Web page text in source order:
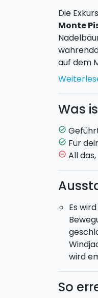
Die
Monte
auf dem
Seite von
hat man
zu
Vom
auf die
Höhen
Natur
Du
kann
wird als
Was
task_alt
task_alt Für
remove_circle_outline All
Es
wird
So